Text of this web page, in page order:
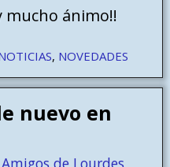
mucho ánimo!!
, NOVEDADES
nuevo en
Amigos de Lourdes